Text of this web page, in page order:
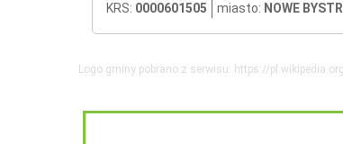
KRS: 0000601505 miasto: NOWE
Logo gminy pobrano z serwisu: https://